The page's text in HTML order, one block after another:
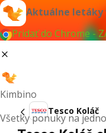
Aktuálne letáky
Pridať do Chrome -
Kimbino
Všetky ponuky na
Tesco Koláč